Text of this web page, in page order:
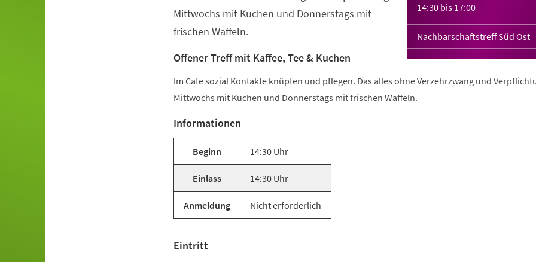
14:30 bis 17:00
Nachbarschaftstreff Süd Ost
Mittwochs mit Kuchen und Donnerstags mit
frischen Waffeln.
Offener Treff mit Kaffee, Tee & Kuchen
Im Cafe sozial Kontakte knüpfen und pflegen. Das alles ohne Verzehrzwang und
Mittwochs mit Kuchen und Donnerstags mit frischen Waffeln.
Informationen
Beginn 14:30 Uhr
Einlass 14:30 Uhr
Anmeldung Nicht erforderlich
Eintritt